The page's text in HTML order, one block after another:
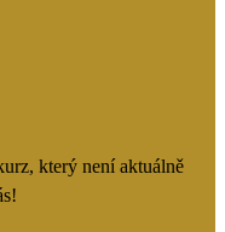
který není aktuálně